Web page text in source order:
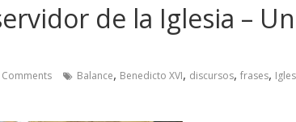
de la Iglesia –
Comments Balance, Benedicto XVI, discursos, frases,